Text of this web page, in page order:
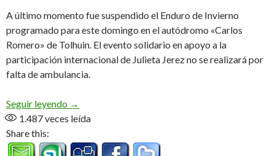
A último momento fue suspendido el Enduro de Invierno
programado para este domingo en el autódromo «Carlos
Romero» de Tolhuin. El evento solidario en apoyo a la
participación internacional de Julieta Jerez no se realizará por
falta de ambulancia.
Seguir leyendo No se pudo
→
1.487veces leída
Share this: